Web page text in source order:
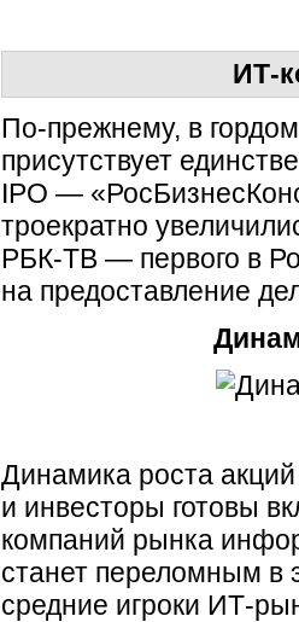
ИТ-
По-прежнему, в
присутствует
IPO —
троекратно
РБК-ТВ — первого в
на предоставление
Динамика роста
и инвесторы готовы
компаний рынка
станет переломным в
средние игроки ИТ-